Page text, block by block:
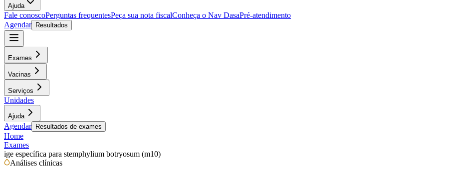
Ajuda
Fale conoscoPerguntas frequentesPeça sua nota fiscalConheça o Nav DasaPré-atendimento
Agendar
Resultados
Exames
Vacinas
Serviços
Unidades
Ajuda
Agendar Resultados de exames
Home
Exames
ige específica para stemphylium botryosum (m10)
Análises clínicas